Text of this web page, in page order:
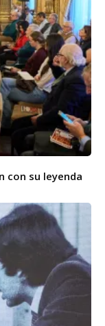
con su leyenda